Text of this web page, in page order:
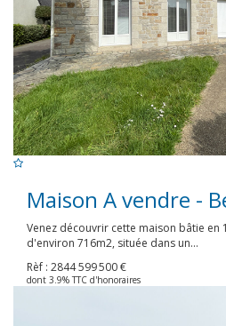
Maison A vendre -
Venez découvrir cette maison bâtie en
d'environ 716m2, située dans un...
Rèf : 2844599 500 €
dont 3.9% TTC d'honoraires